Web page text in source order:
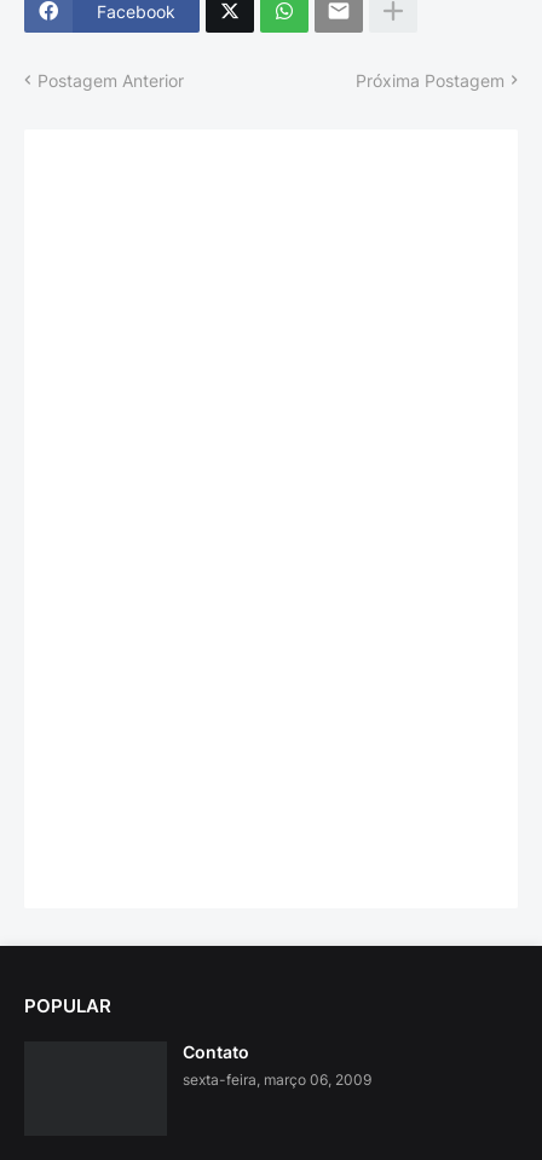
Facebook
Postagem Anterior Próxima Postagem
POPULAR
Contato
sexta-feira, março 06, 2009